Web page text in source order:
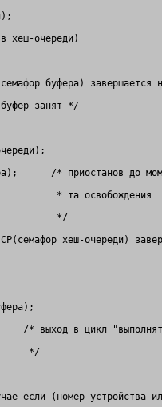
хеш-
в хеш-
буфера) завершается
/* буфер занят
хеш-
/* приостанов до
* та
хеш-очереди)
ется
V(семафор
/* выход в цикл
если (номер устройства